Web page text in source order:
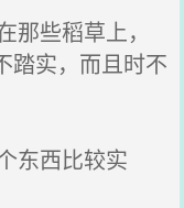
些稻草上，
踏实，而且时不
东西比较实